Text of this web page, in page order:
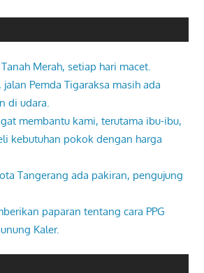
Merah, setiap hari macet.
Pemda Tigaraksa masih ada
di udara.
membantu kami, terutama ibu-ibu,
kebutuhan pokok dengan harga
Tangerang ada pakiran, pengujung
paparan tentang cara PPG
Kaler.